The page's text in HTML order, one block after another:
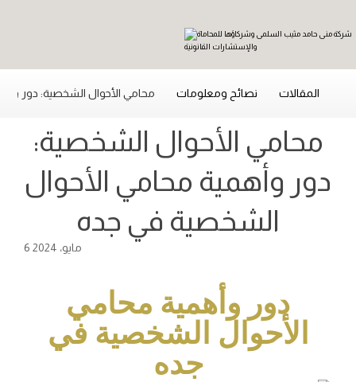
المقالات نصائح ومعلومات محامي الأحوال الشخصية: دور
محامي الأحوال الشخصية:
دور وأهمية محامي الأحوال
الشخصية في جده
6 مايو، 2024
دور وأهمية محامي
الأحوال الشخصية في
جده